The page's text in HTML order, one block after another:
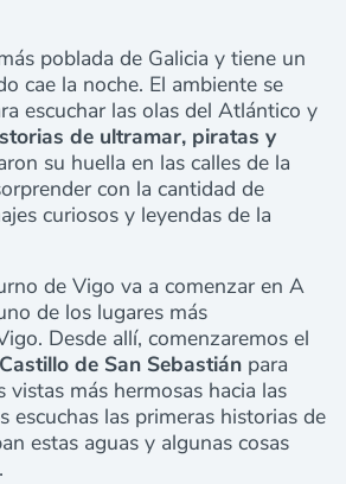
poblada de Galicia y tiene un
cae la noche. El ambiente se
escuchar las olas del Atlántico y
de ultramar, piratas y
su huella en las calles de la
con la cantidad de
curiosos y leyendas de la
de Vigo va a comenzar en A
de los lugares más
Desde allí, comenzaremos el
Castillo de San Sebastián para
vistas más hermosas hacia las
escuchas las primeras historias de
estas aguas y algunas cosas